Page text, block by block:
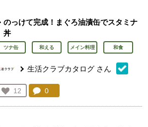
のっけて完成！まぐろ油漬缶でスタミナ
丼
ツナ缶 和える メイン料理 和食
生活クラブカタログ さん
お気に入り登録：
12
人が登録
コメント：
0